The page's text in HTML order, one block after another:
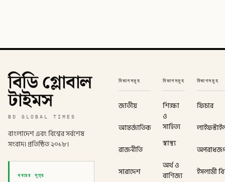
বিডি গ্লোবাল
টাইমস
BD GLOBAL TIMES
বাংলাদেশ এবং বিশ্বের সর্বশেষ
সংবাদ। প্রতিষ্ঠিত ২০১৮।
খবরের সূত্র
বিভাগসমূহ
জাতীয়
আন্তর্জাতিক
রাজনীতি
সারাদেশ
বিভাগসমূহ
শিক্ষা
ও
সাহিত্য
স্বাস্থ্য
অর্থ ও
বাণিজ্য
বিভাগসমূহ
ফিচার
ইসলামী